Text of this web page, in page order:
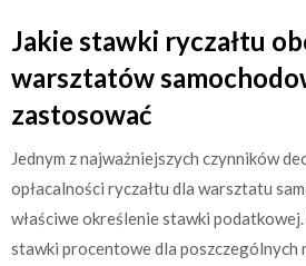
Jakie stawki ryczałtu
warsztatów
zastosować
Jednym z najważniejszych czynników
opłacalności ryczałtu dla warsztatu
właściwe określenie stawki
stawki procentowe dla poszczególnych